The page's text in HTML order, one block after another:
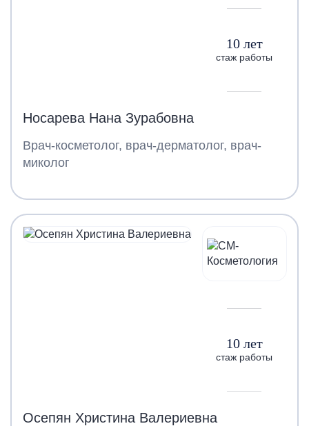
10 лет
стаж работы
Носарева Нана Зурабовна
Врач-косметолог, врач-дерматолог, врач-
миколог
10 лет
стаж работы
Осепян Христина Валериевна